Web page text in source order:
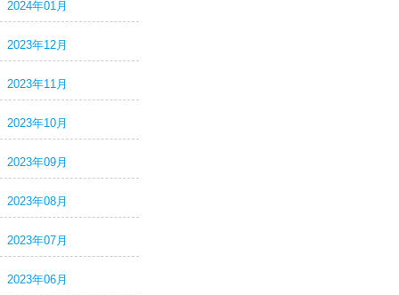
2024年01月
2023年12月
2023年11月
2023年10月
2023年09月
2023年08月
2023年07月
2023年06月